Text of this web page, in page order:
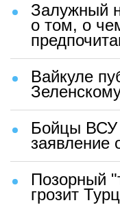
Залужный
о том, о
Вайкуле
Бойцы ВСУ
заявление
Позорный
грозит